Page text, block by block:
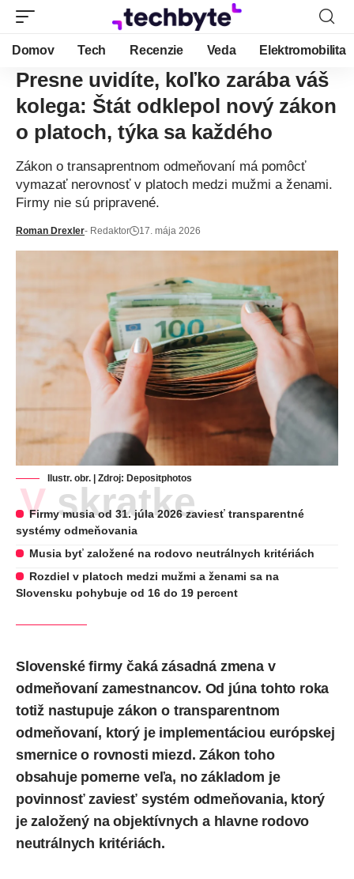
Domov Tech Recenzie Veda Elektromobilita
Presne uvidíte, koľko zarába váš
kolega: Štát odklepol nový zákon
o platoch, týka sa každého
Zákon o transaprentnom odmeňovaní má pomôcť
vymazať nerovnosť v platoch medzi mužmi a ženami.
Firmy nie sú pripravené.
Roman Drexler- Redaktor 17. mája 2026
Ilustr. obr. | Zdroj: Depositphotos
V skratke
Firmy musia od 31. júla 2026 zaviesť transparentné
systémy odmeňovania
Musia byť založené na rodovo neutrálnych kritériách
Rozdiel v platoch medzi mužmi a ženami sa na
Slovensku pohybuje od 16 do 19 percent
Slovenské firmy čaká zásadná zmena v
odmeňovaní zamestnancov. Od júna tohto roka
totiž nastupuje zákon o transparentnom
odmeňovaní, ktorý je implementáciou európskej
smernice o rovnosti miezd. Zákon toho
obsahuje pomerne veľa, no základom je
povinnosť zaviesť systém odmeňovania, ktorý
je založený na objektívnych a hlavne rodovo
neutrálnych kritériách.